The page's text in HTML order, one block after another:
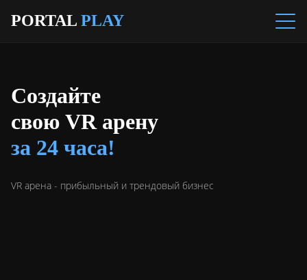
PORTAL PLAY
Создайте
свою VR арену
за 24 часа!
VR арена - прибыльный и трендовый бизнес